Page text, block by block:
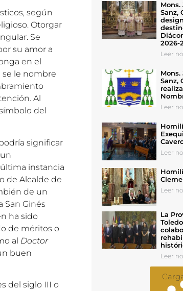
según
Otorgar
Se
su amor a
en el
se le nombre
Al
del
significar
instancia
de Alcalde de
de un
San Ginés
ha sido
de méritos o
al Doctor
buen
del siglo III o
Mons.
Sanz,
2026-
Leer
Mons.
Sanz,
Leer
Leer
Leer
La
Leer